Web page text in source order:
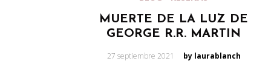
MUERTE DE LA LUZ DE
GEORGE R.R. MARTIN
Posted
27 septiembre 2021 by laurablanch